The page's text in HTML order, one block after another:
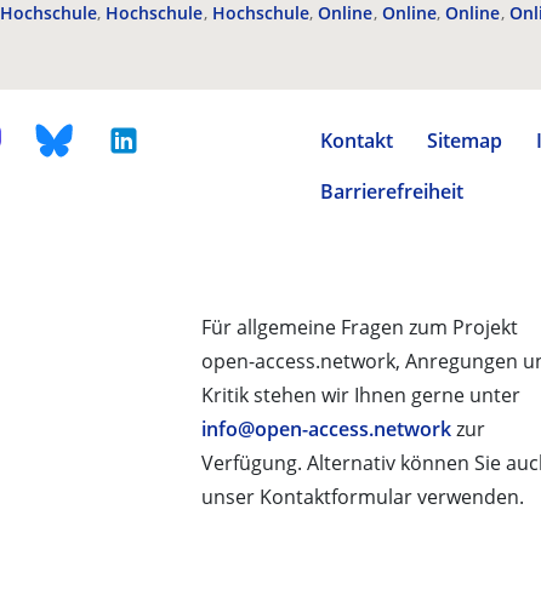
Hochschule Hochschule Hochschule Online Online Online
Kontakt Sitemap
Barrierefreiheit
Für allgemeine Fragen zum Projekt
open-access.network, Anregungen
Kritik stehen wir Ihnen gerne unter
info@open-access.networkzur
Verfügung. Alternativ können Sie
unser Kontaktformular verwenden.